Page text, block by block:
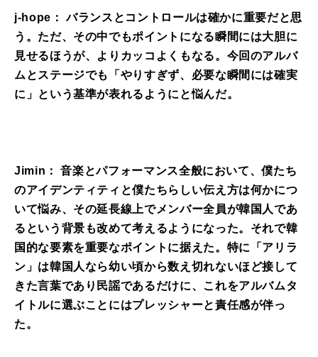
j-hope： バランスとコントロールは確かに重要だと思
う。ただ、その中でもポイントになる瞬間には大胆に
見せるほうが、よりカッコよくもなる。今回のアルバ
ムとステージでも「やりすぎず、必要な瞬間には確実
に」という基準が表れるようにと悩んだ。
Jimin： 音楽とパフォーマンス全般において、僕たち
のアイデンティティと僕たちらしい伝え方は何かにつ
いて悩み、その延長線上でメンバー全員が韓国人であ
るという背景も改めて考えるようになった。それで韓
国的な要素を重要なポイントに据えた。特に「アリラ
ン」は韓国人なら幼い頃から数え切れないほど接して
きた言葉であり民謡であるだけに、これをアルバムタ
イトルに選ぶことにはプレッシャーと責任感が伴っ
た。